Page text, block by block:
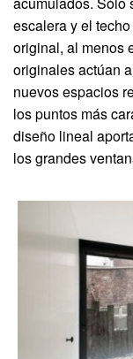
escalera y el
original, al menos
originales actúan
nuevos espacios
los puntos más
diseño lineal
los grandes